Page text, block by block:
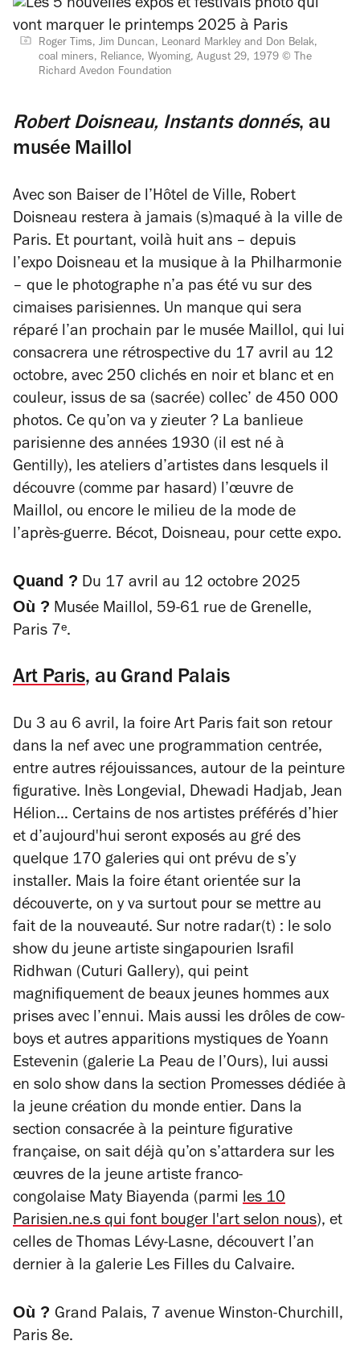
Roger Tims, Jim Duncan, Leonard Markley and Don Belak,
coal miners, Reliance, Wyoming, August 29, 1979 © The
Richard Avedon Foundation
Robert Doisneau, Instants donnés, au
musée Maillol
Avec son Baiser de l’Hôtel de Ville, Robert
Doisneau restera à jamais (s)maqué à la ville de
Paris. Et pourtant, voilà huit ans – depuis
l’expo Doisneau et la musique à la Philharmonie
– que le photographe n’a pas été vu sur des
cimaises parisiennes. Un manque qui sera
réparé l’an prochain par le musée Maillol, qui lui
consacrera une rétrospective du 17 avril au 12
octobre, avec 250 clichés en noir et blanc et en
couleur, issus de sa (sacrée) collec’ de 450 000
photos. Ce qu’on va y zieuter ? La banlieue
parisienne des années 1930 (il est né à
Gentilly), les ateliers d’artistes dans lesquels il
découvre (comme par hasard) l’œuvre de
Maillol, ou encore le milieu de la mode de
l’après-guerre. Bécot, Doisneau, pour cette expo.
Quand ? Du 17 avril au 12 octobre 2025
Où ? Musée Maillol, 59-61 rue de Grenelle,
Paris 7ᵉ.
Art Paris, au Grand Palais
Du 3 au 6 avril, la foire Art Paris fait son retour
dans la nef avec une programmation centrée,
entre autres réjouissances, autour de la peinture
figurative. Inès Longevial, Dhewadi Hadjab, Jean
Hélion… Certains de nos artistes préférés d’hier
et d’aujourd'hui seront exposés au gré des
quelque 170 galeries qui ont prévu de s’y
installer. Mais la foire étant orientée sur la
découverte, on y va surtout pour se mettre au
fait de la nouveauté. Sur notre radar(t) : le solo
show du jeune artiste singapourien Israfil
Ridhwan (Cuturi Gallery), qui peint
magnifiquement de beaux jeunes hommes aux
prises avec l’ennui. Mais aussi les drôles de cow-
boys et autres apparitions mystiques de Yoann
Estevenin (galerie La Peau de l’Ours), lui aussi
en solo show dans la section Promesses dédiée à
la jeune création du monde entier. Dans la
section consacrée à la peinture figurative
française, on sait déjà qu’on s’attardera sur les
œuvres de la jeune artiste franco-
congolaise Maty Biayenda (parmi les 10
Parisien.ne.s qui font bouger l'art selon nous), et
celles de Thomas Lévy-Lasne, découvert l’an
dernier à la galerie Les Filles du Calvaire.
Où ? Grand Palais, 7 avenue Winston-Churchill,
Paris 8e.